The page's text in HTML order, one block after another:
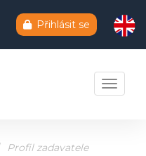
Přihlásit se
Toggle
Profil zadavatele